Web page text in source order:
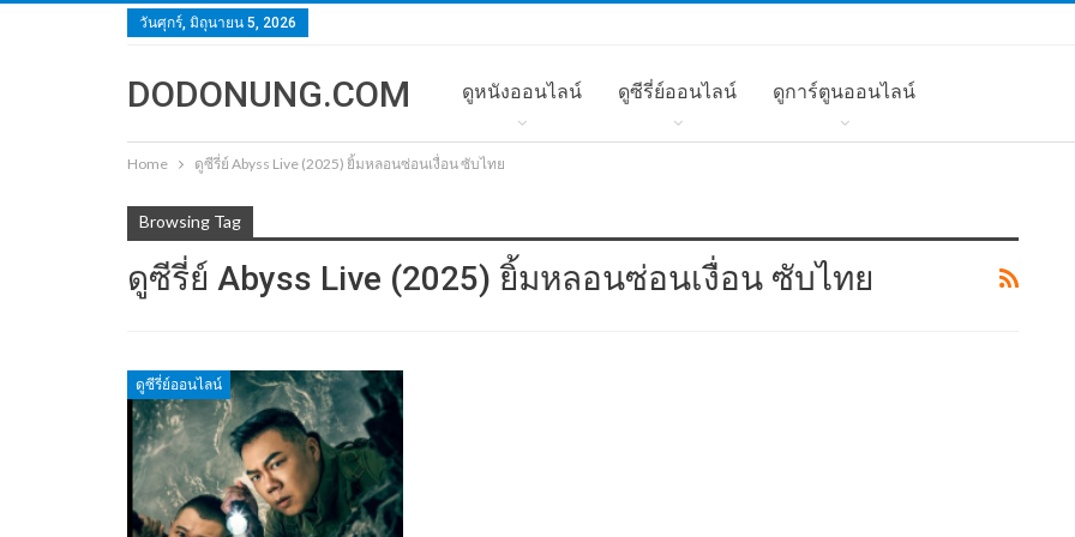
วันศุกร์, มิถุนายน 5, 2026
DODONUNG.COM ดูหนังออนไลน์ ดูซีรี่ย์ออนไลน์ ดูการ์ตูนออนไลน์
Home ดูซีรี่ย์ Abyss Live (2025) ยิ้มหลอนซ่อนเงื่อน ซับไทย
Browsing Tag
ดูซีรี่ย์ Abyss Live (2025) ยิ้มหลอนซ่อนเงื่อน ซับไทย
ดูซีรี่ย์ออนไลน์